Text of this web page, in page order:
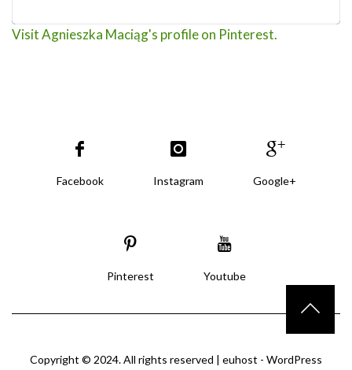
Visit Agnieszka Maciąg's profile on Pinterest.
Facebook Instagram Google+
Pinterest Youtube
Copyright © 2024. All rights reserved | euhost - WordPress